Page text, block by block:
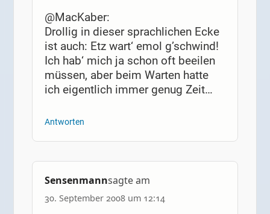
@MacKaber:
Drollig in dieser sprachlichen Ecke
ist auch: Etz wart‘ emol g’schwind!
Ich hab‘ mich ja schon oft beeilen
müssen, aber beim Warten hatte
ich eigentlich immer genug Zeit…
Antworten
Sensenmannsagte am
30. September 2008 um 12:14